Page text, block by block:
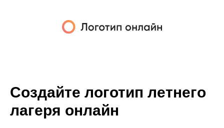
Создайте логотип летнего
лагеря онлайн